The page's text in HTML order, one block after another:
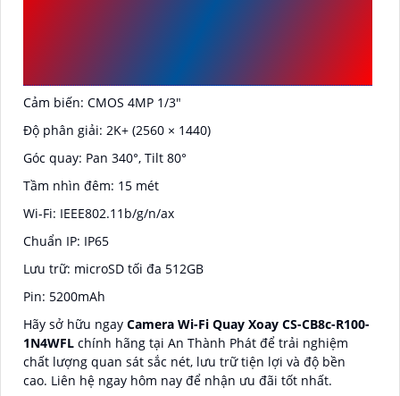
Cảm biến: CMOS 4MP 1/3"
Độ phân giải: 2K+ (2560 × 1440)
Góc quay: Pan 340°, Tilt 80°
Tầm nhìn đêm: 15 mét
Wi-Fi: IEEE802.11b/g/n/ax
Chuẩn IP: IP65
Lưu trữ: microSD tối đa 512GB
Pin: 5200mAh
Hãy sở hữu ngay Camera Wi-Fi Quay Xoay CS-CB8c-R100-
1N4WFL chính hãng tại An Thành Phát để trải nghiệm
chất lượng quan sát sắc nét, lưu trữ tiện lợi và độ bền
cao. Liên hệ ngay hôm nay để nhận ưu đãi tốt nhất.